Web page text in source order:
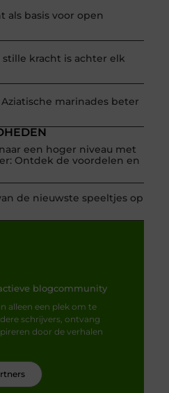
als basis voor open
kracht is achter elk
marinades beter
een hoger niveau met
Ontdek de voordelen en
de nieuwste speeltjes op
blogcommunity
alleen een plek om te
schrijvers, ontvang
door de verhalen